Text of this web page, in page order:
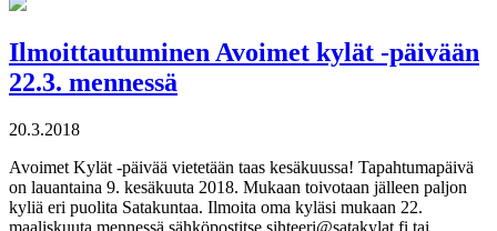
Ilmoittautuminen Avoimet kylät -päivään
22.3. mennessä
20.3.2018
Avoimet Kylät -päivää vietetään taas kesäkuussa! Tapahtumapäivä
on lauantaina 9. kesäkuuta 2018. Mukaan toivotaan jälleen paljon
kyliä eri puolita Satakuntaa. Ilmoita oma kyläsi mukaan 22.
maaliskuuta mennessä sähköpostitse sihteeri@satakylat.fi tai